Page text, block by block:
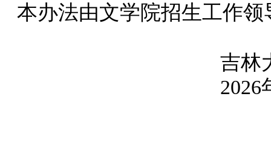
本办法由文学院招生工作
吉林
2026